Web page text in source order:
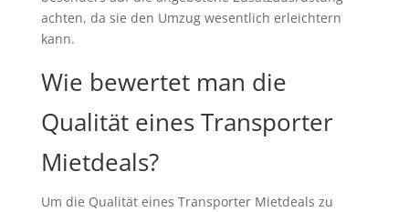
achten, da sie den Umzug wesentlich erleichtern
kann.
Wie bewertet man die
Qualität eines Transporter
Mietdeals?
Um die Qualität eines Transporter Mietdeals zu